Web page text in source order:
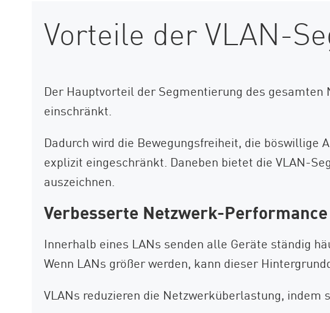
Vorteile der VLAN-
Der Hauptvorteil der Segmentierung des
einschränkt.
Dadurch wird die Bewegungsfreiheit, die böswillige
explizit eingeschränkt. Daneben bietet die VLAN-
auszeichnen.
Verbesserte Netzwerk-Performance
Innerhalb eines LANs senden alle Geräte ständig
Wenn LANs größer werden, kann dieser
VLANs reduzieren die Netzwerküberlastung,